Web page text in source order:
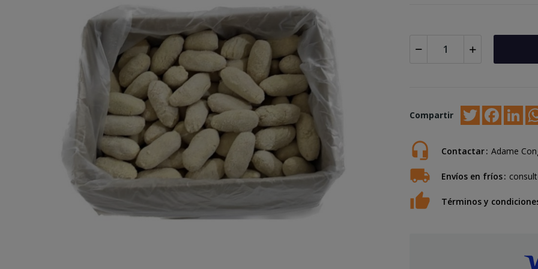
Compartir Twitter
Contactar Adame
Envíos en fríos
Términos y